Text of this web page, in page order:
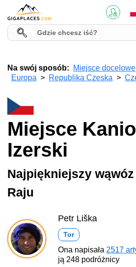
Na swój sposób: Miejsce docelowe
Europa
Republika Czeska
Miejsce
Izerski
Najpiękniejszy
Raju
Petr Liška
Tor
Ona napisała 2517
ją 248 podróżnicy